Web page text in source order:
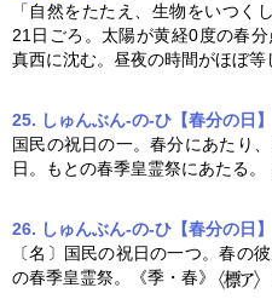
「自然をたたえ、生物をいつく
21日ごろ。太陽が黄経0度の春分
真西に沈む。昼夜の時間がほぼ等
25. しゅんぶん‐の‐ひ【春分の日】
国民の祝日の一。春分にあたり
日。もとの春季皇霊祭にあたる。
26. しゅんぶん‐の‐ひ【春分の日】
〔名〕国民の祝日の一つ。春の
の春季皇霊祭。《季・春》